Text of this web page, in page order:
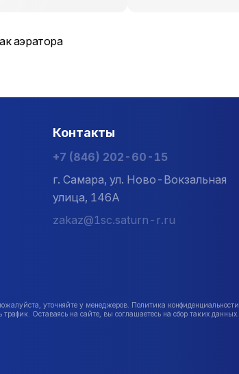
аэратора
Контакты
+7 (846) 202-60-15
г. Самара, ул. Ново-Вокзальная
улица, 146А
zakaz@1sc.saturn-r.ru
уточняйте у менеджеров. Политика конфиденциальности
Оставаясь на сайте, вы соглашаетесь на сбор таких данных.